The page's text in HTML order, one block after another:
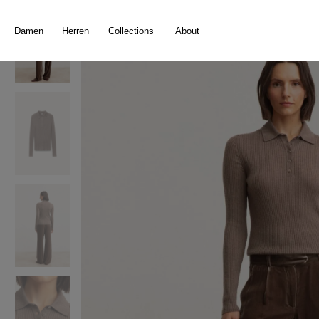
Damen Herren Collections About